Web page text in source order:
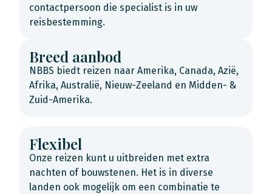
contactpersoon die specialist is in uw
reisbestemming.
Breed aanbod
NBBS biedt reizen naar Amerika, Canada, Azië,
Afrika, Australië, Nieuw-Zeeland en Midden- &
Zuid-Amerika.
Flexibel
Onze reizen kunt u uitbreiden met extra
nachten of bouwstenen. Het is in diverse
landen ook mogelijk om een combinatie te